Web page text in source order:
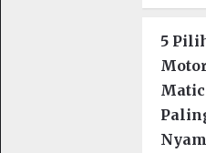
5
Matic